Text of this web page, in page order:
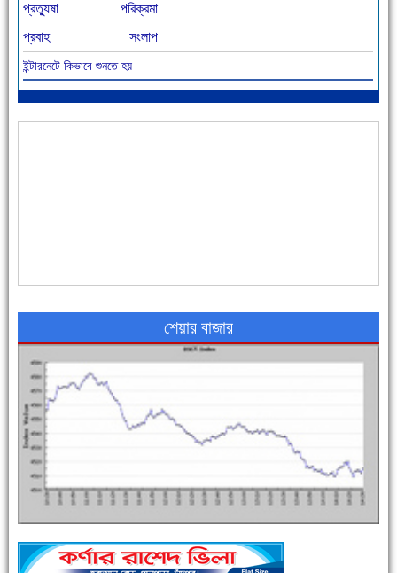
আজ বিশিষ্ট শিক্ষাবিদ এ.টি. আহমেদ হোসাইন রুশদীর ৪৬তম মৃত্যুবার্ষিকী
এক সপ্তাহে শনাক্ত বেড়েছে ৫৫%, মৃত্যু ৪৬%
প্রত্যুষা
পরিক্রমা
প্রবাহ
সংলাপ
ইন্টারনেটে কিভাবে শুনতে হয়
শেয়ার বাজার